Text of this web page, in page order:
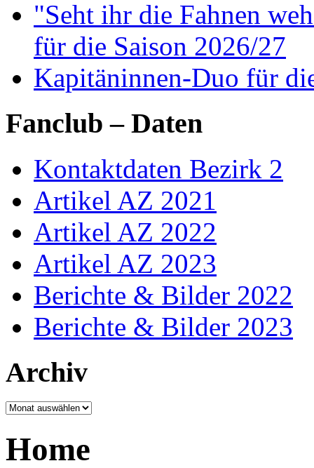
"Seht ihr die Fahnen
für die Saison 2026/27
Kapitäninnen-Duo für
Fanclub – Daten
Kontaktdaten Bezirk 2
Artikel AZ 2021
Artikel AZ 2022
Artikel AZ 2023
Berichte & Bilder 2022
Berichte & Bilder 2023
Archiv
Archiv
Home